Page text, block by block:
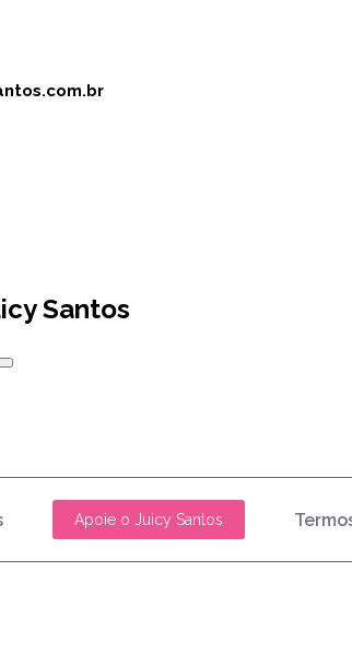
Santos
Apoie o Juicy Santos